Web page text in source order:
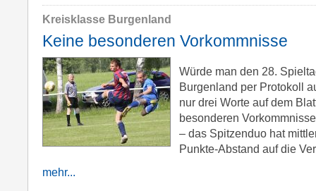
Kreisklasse Burgenland
Keine besonderen Vorkommnisse
Würde man den 28.
Burgenland per Protokoll
nur drei Worte auf dem
besonderen
– das Spitzenduo hat
Punkte-Abstand auf die
mehr...